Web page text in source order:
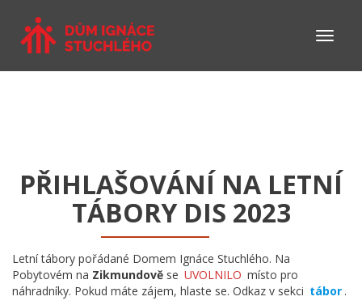
PŘIHLAŠOVÁNÍ NA LETNÍ
TÁBORY DIS 2023
Letní tábory pořádané Domem Ignáce Stuchlého. Na
Pobytovém na Zikmundově se UVOLNILO místo pro
náhradníky. Pokud máte zájem, hlaste se. Odkaz v sekci tábor .